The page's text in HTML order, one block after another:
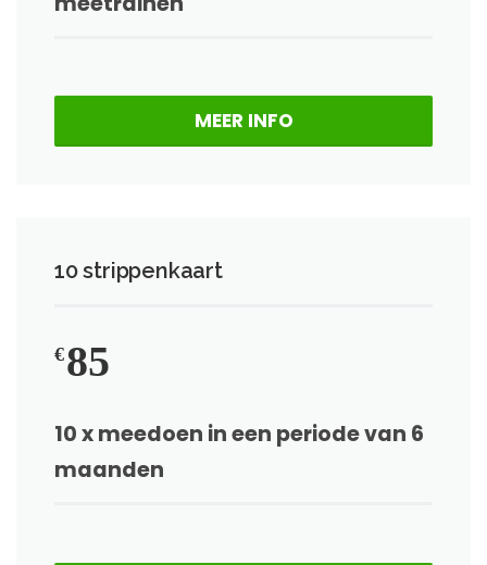
MEER INFO
10 strippenkaart
€85
10 x meedoen in een periode van 6
maanden